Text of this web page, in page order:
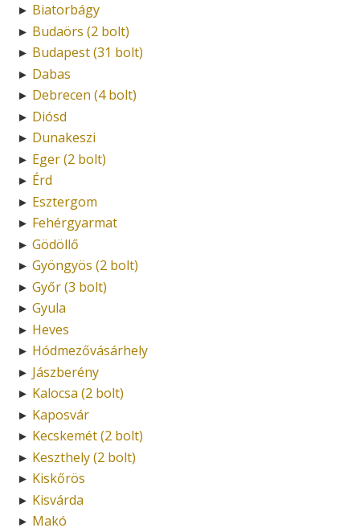
► Biatorbágy
► Budaörs (2 bolt)
► Budapest (31 bolt)
► Dabas
► Debrecen (4 bolt)
► Diósd
► Dunakeszi
► Eger (2 bolt)
► Érd
► Esztergom
► Fehérgyarmat
► Gödöllő
► Gyöngyös (2 bolt)
► Győr (3 bolt)
► Gyula
► Heves
► Hódmezővásárhely
► Jászberény
► Kalocsa (2 bolt)
► Kaposvár
► Kecskemét (2 bolt)
► Keszthely (2 bolt)
► Kiskőrös
► Kisvárda
► Makó